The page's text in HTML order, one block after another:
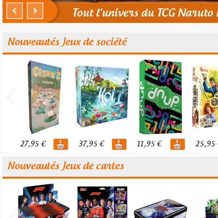
Nouveautés Jeux de société
27,95 € 37,95 € 11,95 € 25,95
Nouveautés Jeux de cartes